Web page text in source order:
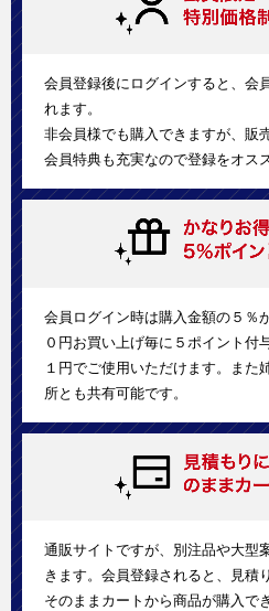
会員登録後にログインすると、会
れます。
非会員様でも購入できますが、販
会員特典も充実なので登録をオス
会員ログイン時は購入金額の５％
０円お買い上げ毎に５ポイント付
１円でご使用いただけます。また
所とも共有可能です。
通販サイトですが、別注品や大型
きます。会員登録されると、見積
そのままカートから商品が購入で